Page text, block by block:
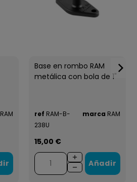
RAM
Base en rombo RAM
metálica con bola de 1"
ref RAM-B-
238U
marca RAM
15,00 €
Añadir